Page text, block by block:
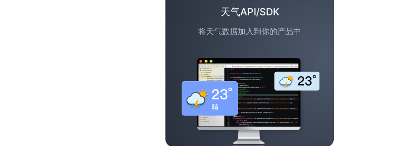
天气API/SDK
将天气数据加入到你的产品中